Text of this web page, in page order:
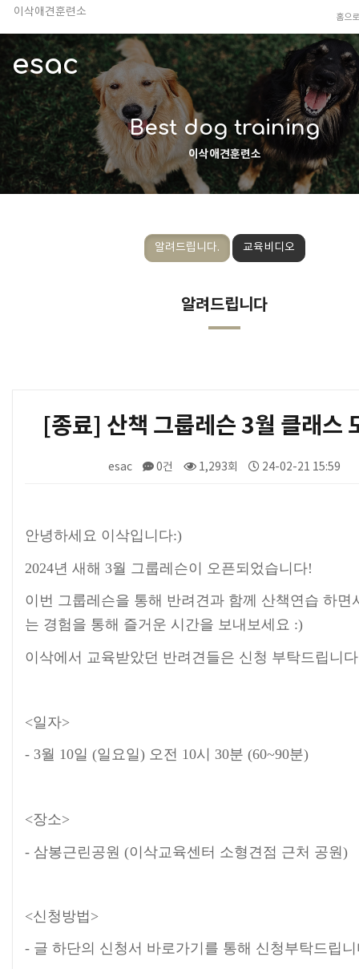
TV 동물농장 아저씨
안전하고 행복한 펫티켓 선도!
경기도 화성시 봉담읍 위치
이찬종, 이웅종 소장 소개
홈으로
esac
Best dog training
이삭애견훈련소
알려드립니다. 교육비디오
알려드립니다
[종료] 산책 그룹레슨 3월 클래스
esac 0건 1,293회 24-02-21 15:59
안녕하세요 이삭입니다:)
2024년 새해 3월 그룹레슨이 오픈되었습니다!
이번 그룹레슨을 통해 반려견과 함께 산책연습 하면
는 경험을 통해 즐거운 시간을 보내보세요 :)
이삭에서 교육받았던 반려견들은 신청 부탁드립니
<일자>
- 3월 10일 (일요일) 오전 10시 30분 (60~90분)
<장소>
- 삼봉근린공원 (이삭교육센터 소형견점 근처 공원)
<신청방법>
- 글 하단의 신청서 바로가기를 통해 신청부탁드립